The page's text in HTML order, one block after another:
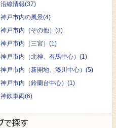
沿線情報(37)
神戸市内の風景(4)
神戸市内（その他）(3)
神戸市内（三宮）(1)
神戸市内（北神、有馬中心）(1)
神戸市内（新開地、湊川中心）(5)
神戸市内（鈴蘭台中心）(1)
神鉄車両(6)